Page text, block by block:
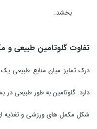
بخشد.
تفاوت گلوتامین طبیعی و
درک تمایز میان منابع طبیعی
دارد. گلوتامین به طور طبیعی
شکل مکمل های ورزشی و تغذیه